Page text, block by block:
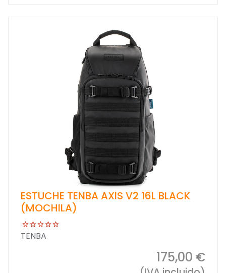
ESTUCHE TENBA AXIS V2 16L BLACK
(MOCHILA)
TENBA
175,00 €